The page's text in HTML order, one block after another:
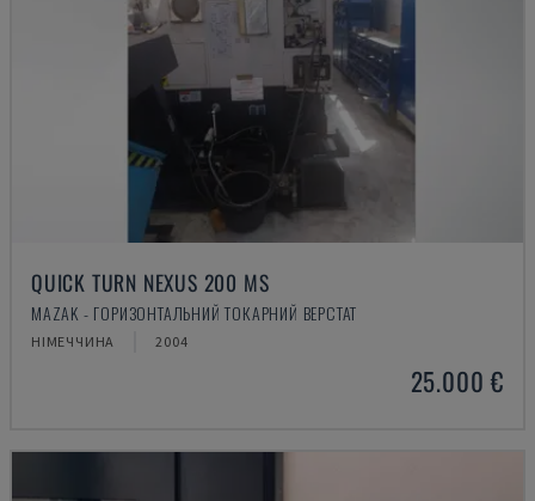
QUICK TURN NEXUS 200 MS
MAZAK - ГОРИЗОНТАЛЬНИЙ ТОКАРНИЙ ВЕРСТАТ
НІМЕЧЧИНА 2004
25.000 €